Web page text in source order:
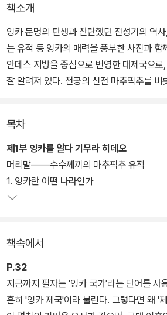
책소개
잉카 문명의 탄생과 찬란했던 전성기의 역
는 유적 등 잉카의 매력을 풍부한 사진과 함
안데스 지방을 중심으로 번영한 대제국으
잘 알려져 있다. 천공의 신전 마추픽추를 비
그러한 유적들의 수수께끼를 좇는 한편, 잉
역사를 총체적으로 알아본다. 쿠스코 지방의
했던 잉카가 어떻게 제국을 건설할 수 있었
환경, 사회, 문화, 경제 등을 살펴보며 그 실
목차
제1부 잉카를 알다 기무라 히데오
머리말――수수께끼의 마추픽추 유적
1. 잉카란 어떤 나라인가
책속에서
P.32
지금까지 필자는 '잉카 국가'라는 단어를 사
흔히 '잉카 제국'이라 불린다. 그렇다면 왜 '